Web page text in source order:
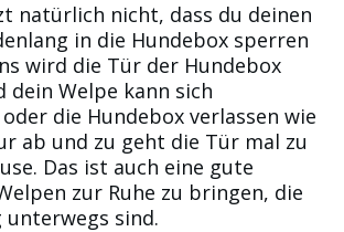
natürlich nicht, dass du deinen
in die Hundebox sperren
wird die Tür der Hundebox
dein Welpe kann sich
die Hundebox verlassen wie
ab und zu geht die Tür mal zu
Das ist auch eine gute
zur Ruhe zu bringen, die
sind.